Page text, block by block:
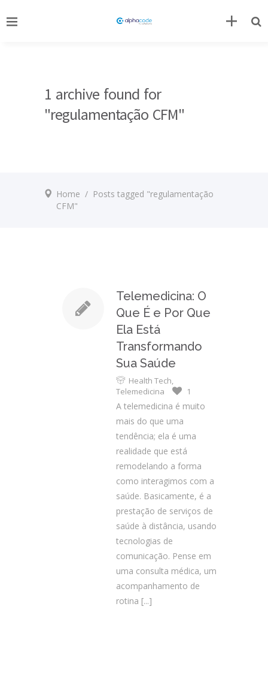
1 archive found for
"regulamentação CFM"
Home / Posts tagged "regulamentação
CFM"
Telemedicina: O
Que É e Por Que
Ela Está
Transformando
Sua Saúde
Health Tech,
Telemedicina
1
A telemedicina é muito
mais do que uma
tendência; ela é uma
realidade que está
remodelando a forma
como interagimos com a
saúde. Basicamente, é a
prestação de serviços de
saúde à distância, usando
tecnologias de
comunicação. Pense em
uma consulta médica, um
acompanhamento de
rotina [...]